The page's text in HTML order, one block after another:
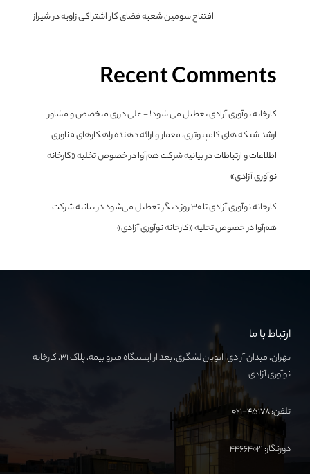
افتتاح سومین شعبه فضای کار اشتراکی زاویه در شیراز
Recent Comments
کارخانه نوآوری آزادی تعطیل می شود! - علی درزی متخصص و مشاور
ارشد شبکه های کامپیوتری، معمار و ارائه دهنده راهکارهای فناوری
اطلاعات و ارتباطاتدربیانیه شرکت هم‌آوا در خصوص تخلیه «کارخانه
نوآوری آزادی»
کارخانه نوآوری آزادی تا ۳۰ روز دیگر تعطیل می‌شود دربیانیه شرکت
هم‌آوا در خصوص تخلیه «کارخانه نوآوری آزادی»
ارتباط با ما
تهران، میدان آزادی، اتوبان لشگری، بعد از ایستگاه مترو بیمه، پلاک ۳۱، کارخانه
نوآوری آزادی
تلفن:۴۵۱۷۸-۰۲۱
دورنگار: ۴۴۶۶۴۰۲۱